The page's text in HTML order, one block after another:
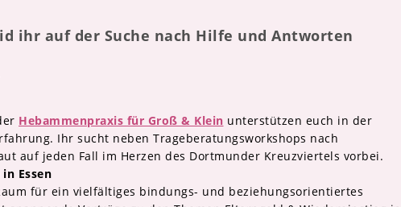
ihr auf der Suche nach Hilfe und Antworten
Hebammenpraxis für Groß & Klein unterstützen euch in der
Ihr sucht neben Trageberatungsworkshops nach
auf jeden Fall im Herzen des Dortmunder Kreuzviertels vorbei.
Essen
für ein vielfältiges bindungs- und beziehungsorientiertes